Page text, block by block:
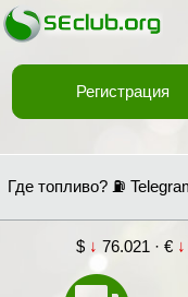
Регистрация
Где топливо? ⛽
$ ↓ 76.021 · € ↓